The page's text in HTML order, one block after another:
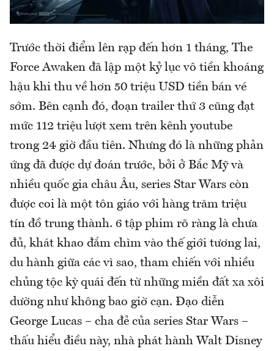
Trước thời điểm lên rạp đến hơn 1 tháng, The
Force Awaken đã lập một kỷ lục vô tiền khoáng
hậu khi thu về hơn 50 triệu USD tiền bán vé
sớm. Bên cạnh đó, đoạn trailer thứ 3 cũng đạt
mức 112 triệu lượt xem trên kênh youtube
trong 24 giờ đầu tiên. Nhưng đó là những phản
ứng đã được dự đoán trước, bởi ở Bắc Mỹ và
nhiều quốc gia châu Âu, series Star Wars còn
được coi là một tôn giáo với hàng trăm triệu
tín đồ trung thành. 6 tập phim rõ ràng là chưa
đủ, khát khao đắm chìm vào thế giới tương lai,
du hành giữa các vì sao, tham chiến với nhiều
chủng tộc kỳ quái đến từ những miền đất xa xôi
dường như không bao giờ cạn. Đạo diễn
George Lucas – cha đẻ của series Star Wars –
thấu hiểu điều này, nhà phát hành Walt Disney